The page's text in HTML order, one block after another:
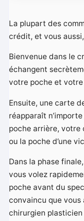
La plupart des
crédit, et vous
Bienvenue dans le
échangent
votre poche et
Ensuite, une carte
réapparaît
poche arrière, votre
ou la poche d’une
Dans la phase
vous volez
poche avant du
convaincu que
chirurgien plasticien